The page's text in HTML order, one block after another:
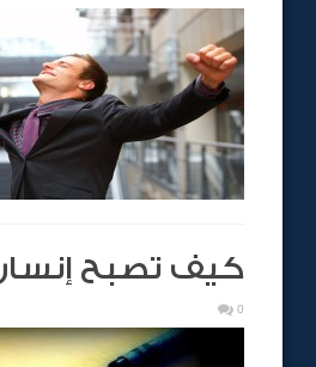
كيف تصبح
0